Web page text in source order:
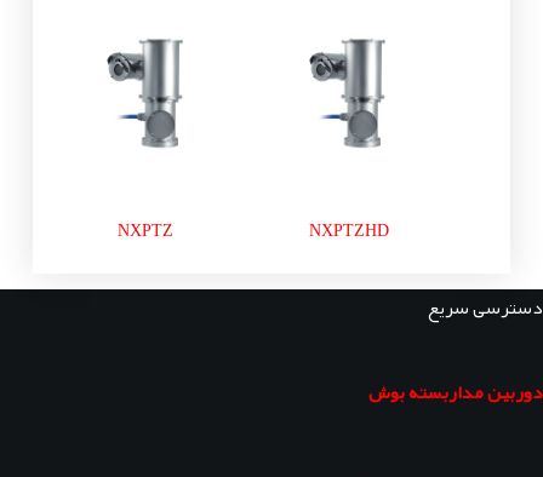
NXPTZHD
NXPTZ
دسترسی سریع
دوربین مداربسته بوش